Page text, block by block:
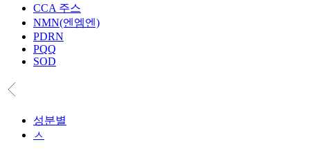
CCA 주스
NMN(엔엠엔)
PDRN
PQQ
SOD
성분별
ㅅ